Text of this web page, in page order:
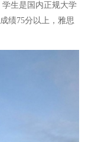
生是国内正规大学
绩75分以上，雅思